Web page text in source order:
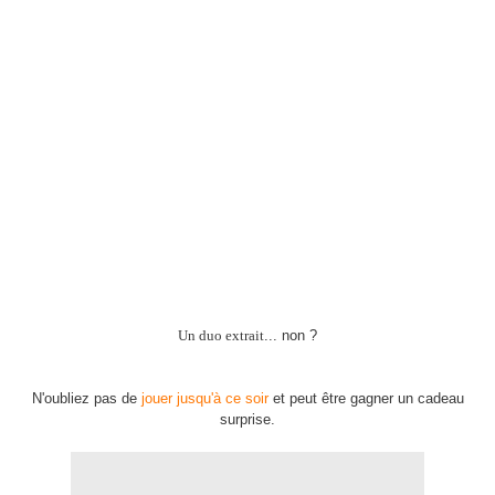
Un duo extrait... non ?
N'oubliez pas de jouer jusqu'à ce soiret peut être gagner un cadeau
surprise.